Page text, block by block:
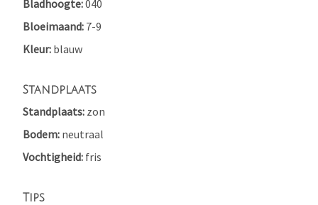
Bladhoogte 040
Bloeimaand 7-9
Kleur blauw
Standplaats
Standplaats zon
Bodem neutraal
Vochtigheid fris
Tips